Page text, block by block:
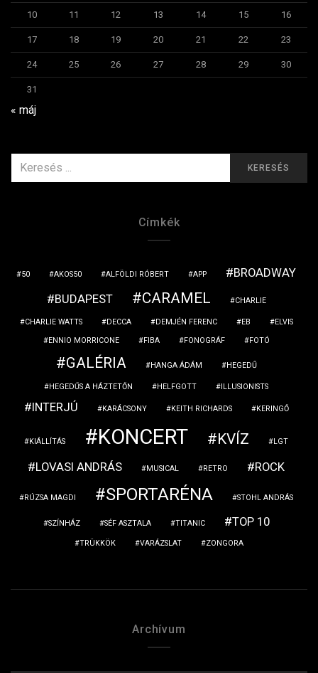
10 11 12 13 14 15 16
17 18 19 20 21 22 23
24 25 26 27 28 29 30
31
« máj
ERRE:
KERESÉS
Címkék
50 AKOS50 ALFÖLDI RÓBERT APP
BROADWAY
BUDAPEST
CARAMEL CHARLIE
CHARLIE WATTS DECCA DEMJÉN FERENC EB
ELVIS
ENNIO MORRICONE
FIBA FONOGRÁF FOTÓ
GALÉRIA HANGA ÁDÁM HEGEDŰ
HEGEDŰS A HÁZTETŐN HELFGOTT ILLUSIONISTS
INTERJÚ KARÁCSONY KEITH RICHARDS KERINGŐ
KIÁLLÍTÁS KONCERT KVÍZ LGT
LOVASI ANDRÁS MUSICAL RETRO ROCK
RÚZSA MAGDI SPORTARÉNA STOHL ANDRÁS
SZÍNHÁZ SÉF ASZTALA TITANIC TOP 10
TRÜKKÖK VARÁZSLAT ZONGORA
Archívum